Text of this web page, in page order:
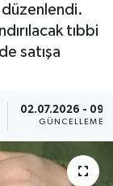
düzenlendi.
tıbbi
satışa
02.07.2026 -
GÜNCELLEME